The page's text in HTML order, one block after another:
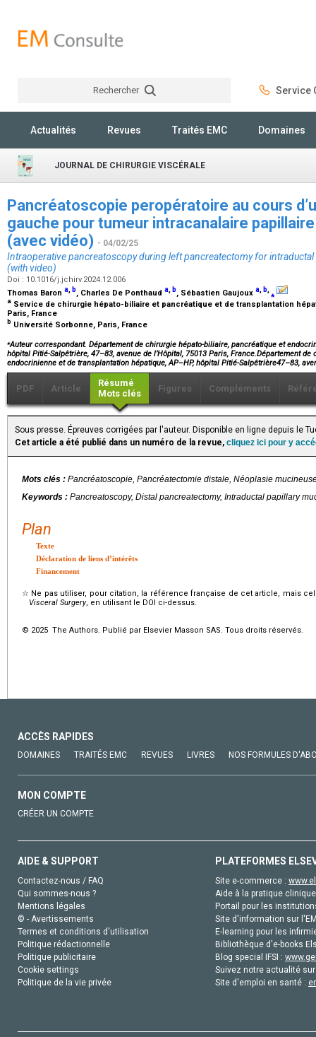
Rechercher Service
Actualités Revues Traités EMC Domaines
JOURNAL DE CHIRURGIE VISCÉRALE
Pancréatoscopie peropératoire au cours
gauche pour tumeur intracanalaire
(avec vidéo) - 04/02/25
Intraoperative pancreatoscopy during left pancreatectomy for
(with video)
Doi : 10.1016/j.jchirv.2024.12.006
Thomas Baron a, b, Charles De Ponthaud a, b, Sébastien Gaujoux a, b,⁎
a Service de chirurgie hépato-biliaire et pancréatique et de transplantation
Paris, France
b Université Sorbonne, Paris, France
⁎Auteur correspondant. Département de chirurgie hépato-biliaire, pancréatique et
hôpital Pitié-Salpêtrière, 47–83, avenue de l’Hôpital, 75013 Paris, France.Département
endocrinienne et de transplantation hépatique, AP–HP, hôpital Pitié-Salpêtrière47–83,
PDF Article
Résumé
Mots clés
Figures Compléments
Sous presse. Épreuves corrigées par l'auteur. Disponible en ligne depuis le
Cet article a été publié dans un numéro de la revue, cliquez ici pour y
Mots clés : Pancréatoscopie, Pancréatectomie distale, Néoplasie
Keywords : Pancreatoscopy, Distal pancreatectomy, Intraductal papillary
Plan
Texte
Déclaration de liens d’intérêts
Financement
☆ Ne pas utiliser, pour citation, la référence française de cet article, mais
Visceral Surgery, en utilisant le DOI ci-dessus.
© 2025 The Authors. Publié par Elsevier Masson SAS. Tous droits réservés.
ACCÈS RAPIDES
DOMAINES TRAITÉS EMC REVUES LIVRES NOS FORMULES
MON COMPTE
CRÉER UN COMPTE
AIDE & SUPPORT
Contactez-nous / FAQ
Qui sommes-nous ?
Mentions légales
© - Avertissements
Termes et conditions d'utilisation
Politique rédactionnelle
Politique publicitaire
Cookie settings
Politique de la vie privée
PLATEFORMES
Site e-commerce :
Aide à la pratique
Portail pour les
Site d'information sur
E-learning pour les
Bibliothèque d'e-books
Blog special IFSI :
Suivez notre actualité
Site d'emploi en santé :